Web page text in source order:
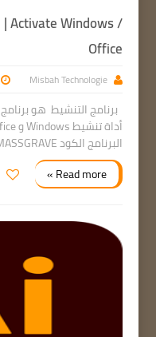
Activate Windows /
Office
Misbah Technologie
البرنامج الكود MASSGRAVE. تم ...
Read more »